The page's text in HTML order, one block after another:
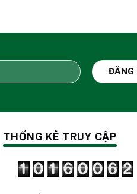
THỐNG KÊ TRUY CẬP